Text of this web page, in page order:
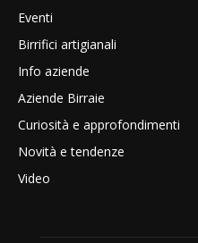
Eventi
Birrifici artigianali
Info aziende
Aziende Birraie
Curiosità e approfondimenti
Novità e tendenze
Video